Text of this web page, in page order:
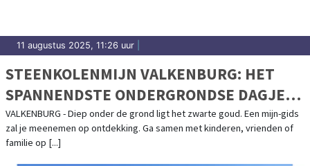
11 augustus 2025, 11:26 uur
STEENKOLENMIJN VALKENBURG: HET
SPANNENDSTE ONDERGRONDSE DAGJE
UIT IN VALKENBURG
VALKENBURG - Diep onder de grond ligt het zwarte goud. Een mijn-gids
zal je meenemen op ontdekking. Ga samen met kinderen, vrienden of
familie op [...]